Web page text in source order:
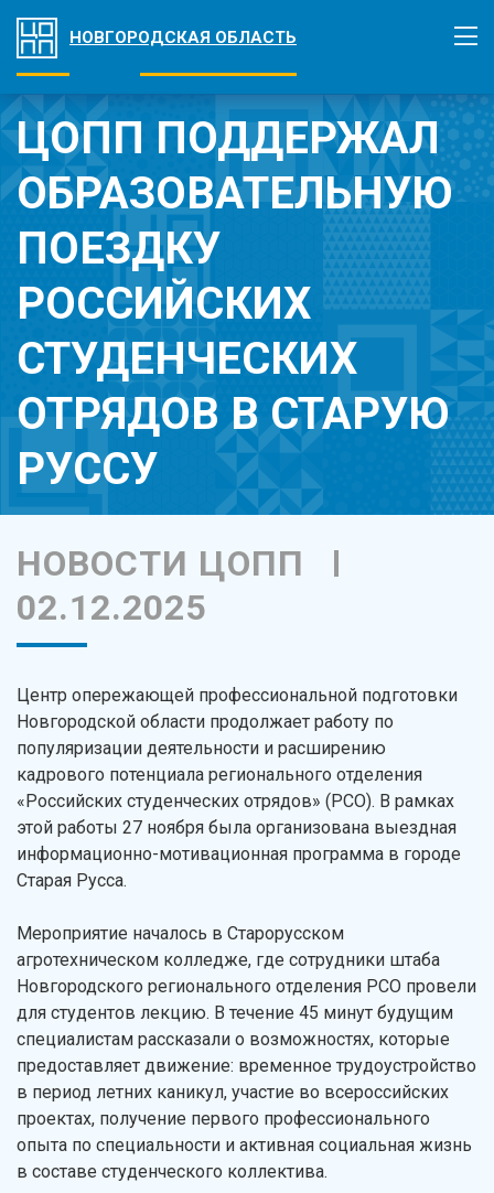
НОВГОРОДСКАЯ ОБЛАСТЬ
ЦОПП ПОДДЕРЖАЛ
ОБРАЗОВАТЕЛЬНУЮ
ПОЕЗДКУ
РОССИЙСКИХ
СТУДЕНЧЕСКИХ
ОТРЯДОВ В СТАРУЮ
РУССУ
НОВОСТИ ЦОПП
02.12.2025
Центр опережающей профессиональной подготовки
Новгородской области продолжает работу по
популяризации деятельности и расширению
кадрового потенциала регионального отделения
«Российских студенческих отрядов» (РСО). В рамках
этой работы 27 ноября была организована выездная
информационно-мотивационная программа в городе
Старая Русса.
Мероприятие началось в Старорусском
агротехническом колледже, где сотрудники штаба
Новгородского регионального отделения РСО провели
для студентов лекцию. В течение 45 минут будущим
специалистам рассказали о возможностях, которые
предоставляет движение: временное трудоустройство
в период летних каникул, участие во всероссийских
проектах, получение первого профессионального
опыта по специальности и активная социальная жизнь
в составе студенческого коллектива.